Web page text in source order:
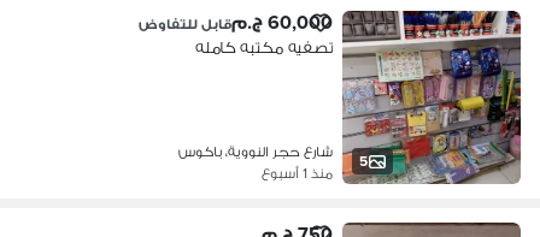
5
60,000 ج.م قابل للتفاوض
تصفيه مكتبه كامله
شارع حجر النووية، باكوس
منذ 1 أسبوع